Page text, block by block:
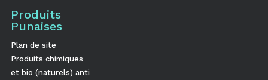
Produits
Punaises
Plan de site
Produits chimiques
et bio (naturels) anti